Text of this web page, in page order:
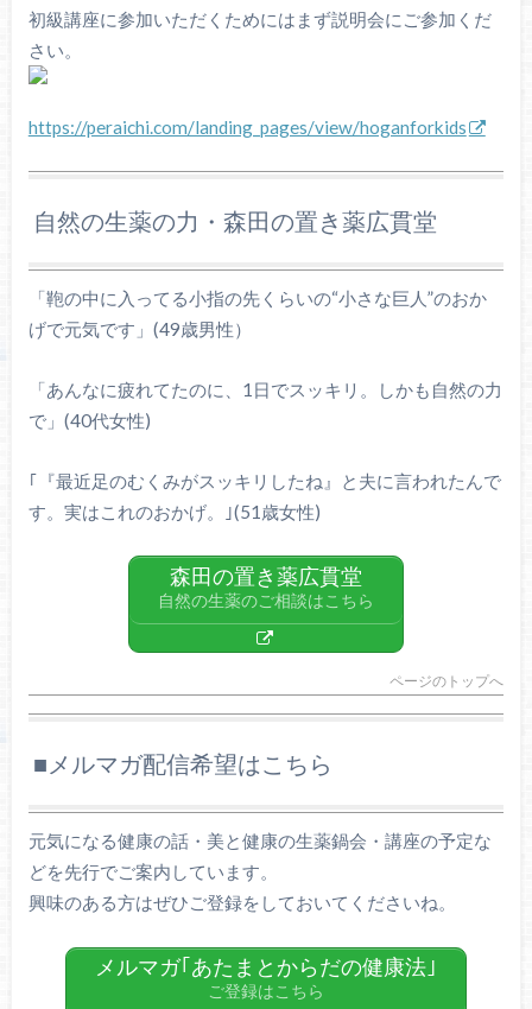
初級講座に参加いただくためにはまず説明会にご参加くだ
さい。
https://peraichi.com/landing_pages/view/hoganforkids
自然の生薬の力・森田の置き薬広貫堂
「鞄の中に入ってる小指の先くらいの“小さな巨人”のおか
げで元気です」(49歳男性）
「あんなに疲れてたのに、1日でスッキリ。しかも自然の力
で」(40代女性)
｢『最近足のむくみがスッキリしたね』と夫に言われたんで
す。実はこれのおかげ。｣(51歳女性)
森田の置き薬広貫堂
自然の生薬のご相談はこちら
ページのトップへ
■メルマガ配信希望はこちら
元気になる健康の話・美と健康の生薬鍋会・講座の予定な
どを先行でご案内しています。
興味のある方はぜひご登録をしておいてくださいね。
メルマガ｢あたまとからだの健康法｣
ご登録はこちら